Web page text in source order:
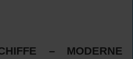
– MODERNE